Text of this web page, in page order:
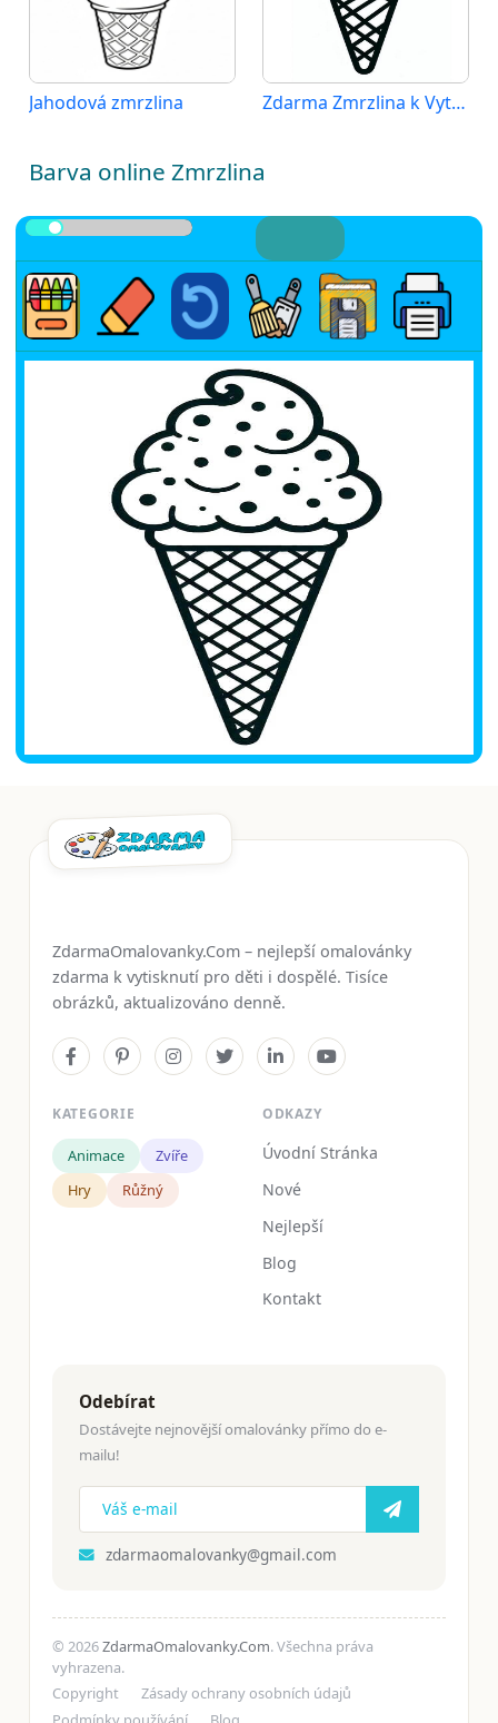
Jahodová zmrzlina Zdarma Zmrzlina k Vytisknutí
Barva online Zmrzlina
ZdarmaOmalovanky.Com – nejlepší omalovánky
zdarma k vytisknutí pro děti i dospělé. Tisíce
obrázků, aktualizováno denně.
KATEGORIE
Animace
Zvíře
Hry
Růžný
ODKAZY
Úvodní Stránka
Nové
Nejlepší
Blog
Kontakt
Odebírat
Dostávejte nejnovější omalovánky přímo do e-
mailu!
zdarmaomalovanky@gmail.com
© 2026ZdarmaOmalovanky.Com. Všechna práva
vyhrazena.
Copyright
Zásady ochrany osobních údajů